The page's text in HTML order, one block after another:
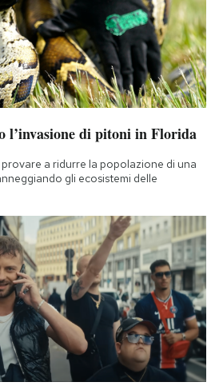
l’invasione di pitoni in Florida
a ridurre la popolazione di una
gli ecosistemi delle